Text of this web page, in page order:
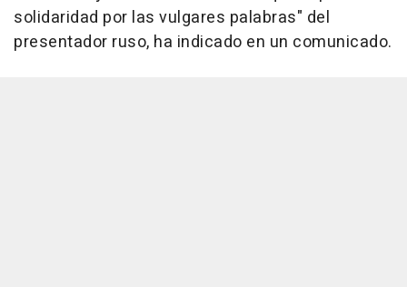
solidaridad por las vulgares palabras" del
presentador ruso, ha indicado en un comunicado.